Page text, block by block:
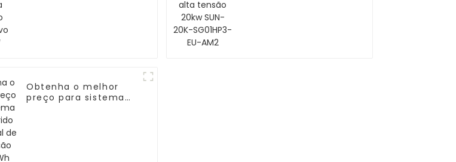
Obtenha o melhor
preço para sistema